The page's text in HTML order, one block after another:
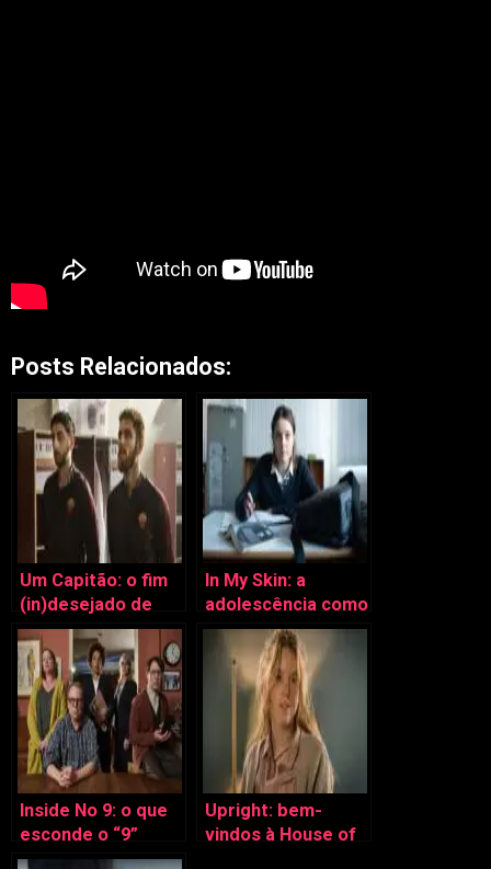
Posts Relacionados:
Um Capitão: o fim
(in)desejado de
Francesco Totti
In My Skin: a
adolescência como
utopia
Inside No 9: o que
esconde o “9”
desta vez?
Upright: bem-
vindos à House of